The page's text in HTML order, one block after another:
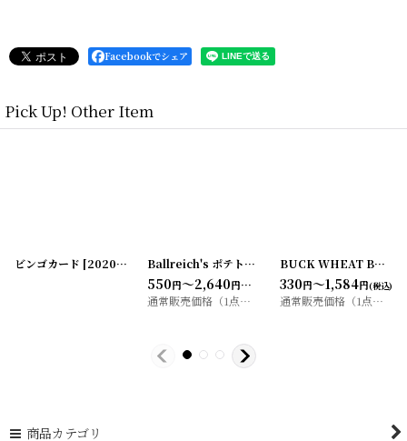
Facebookでシェア
Pick Up! Other Item
3] 20200416-9]
INVENTORY TAG 複写式タグ 5枚セット [20200413-4]
骸骨マークのポイズンラベル （アソート5枚セット）
330円～1,320円(税込)
通常販売価格（1点） 330円～1,650円
1940年代 複写伝票
商品カテゴリ